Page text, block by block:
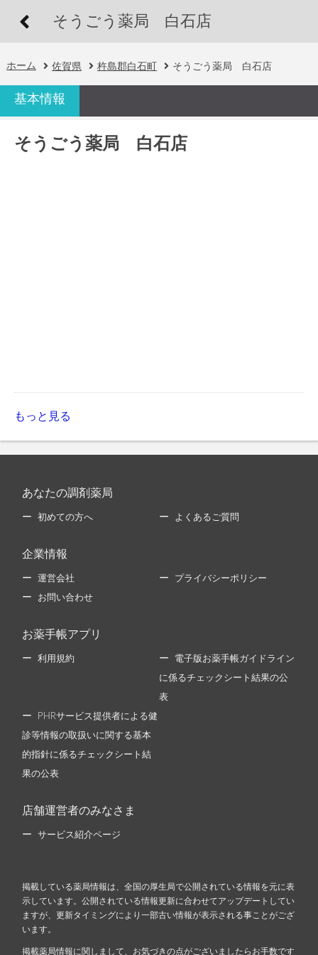
そうごう薬局 白石店
ホーム 佐賀県 杵島郡白石町 そうごう薬局 白石店
基本情報
そうごう薬局 白石店
もっと見る
あなたの調剤薬局
初めての方へ よくあるご質問
企業情報
運営会社 プライバシーポリシー
お問い合わせ
お薬手帳アプリ
利用規約 電子版お薬手帳ガイドライン
に係るチェックシート結果の公
表
PHRサービス提供者による健
診等情報の取扱いに関する基本
的指針に係るチェックシート結
果の公表
店舗運営者のみなさま
サービス紹介ページ
掲載している薬局情報は、全国の厚生局で公開されている情報を元に表
示しています。公開されている情報更新に合わせてアップデートしてい
ますが、更新タイミングにより一部古い情報が表示される事ことがござ
います。
掲載薬局情報に関しまして、お気づきの点がございましたらお手数です